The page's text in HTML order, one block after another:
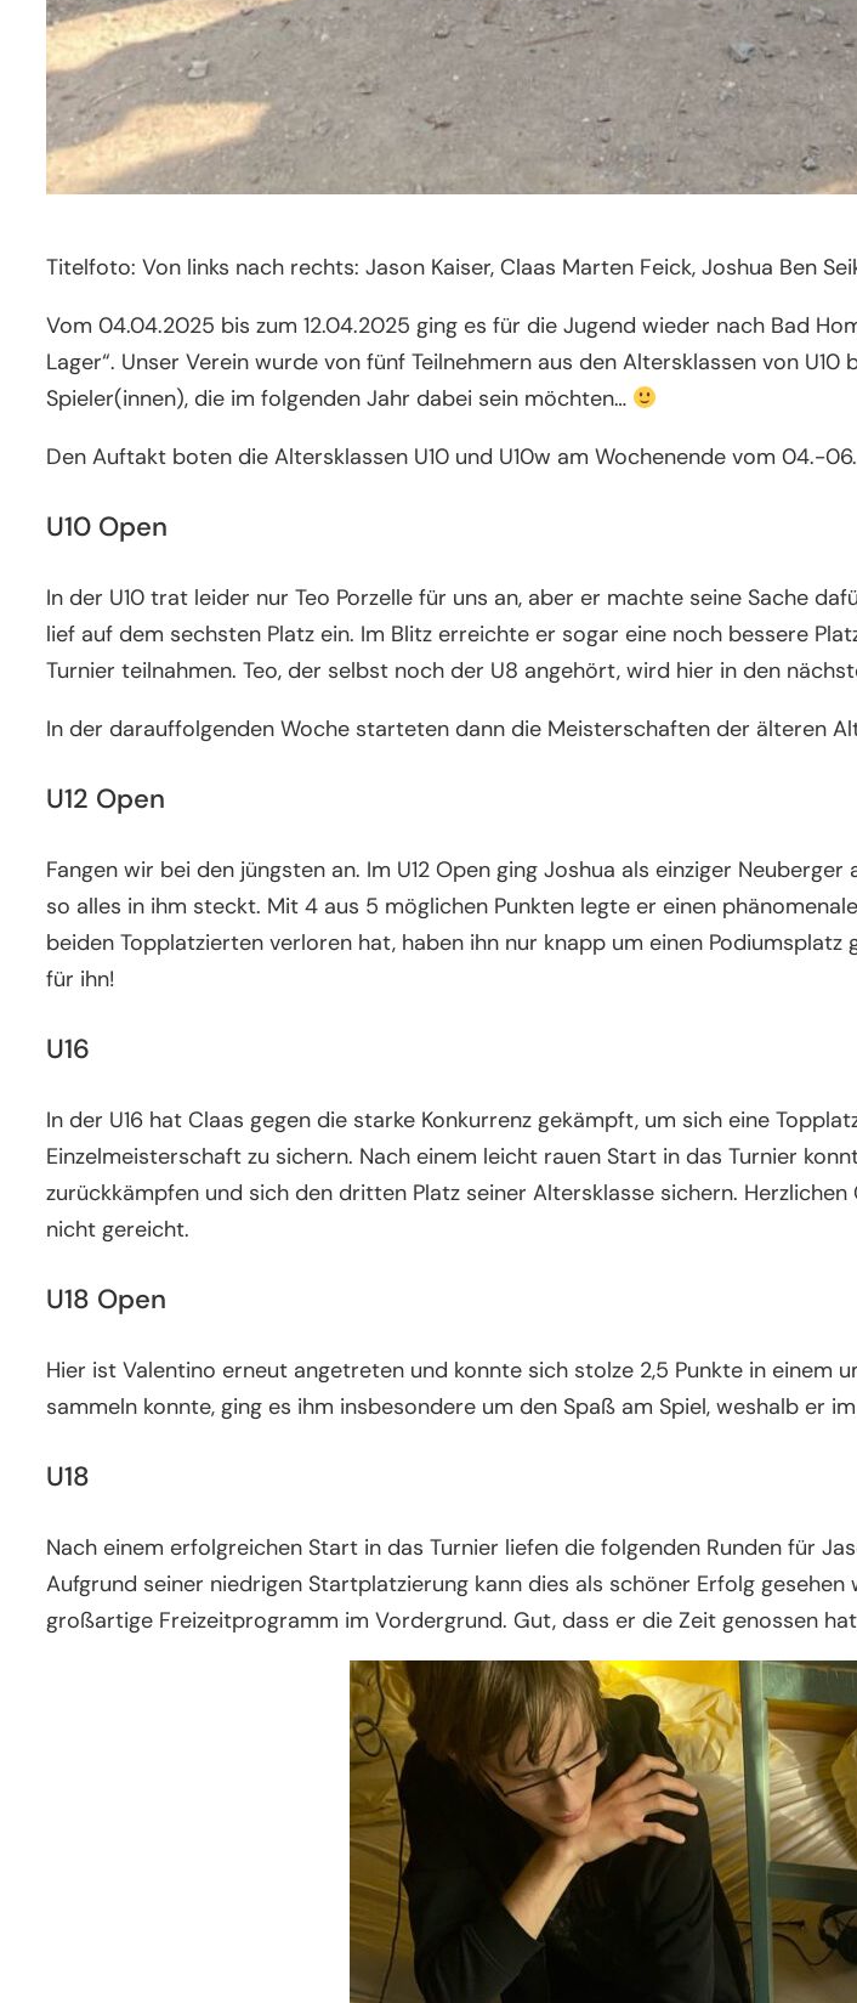
Titelfoto: Von links nach rechts: Jason Kaiser, Claas Marten Feick, Joshua Ben
Vom 04.04.2025 bis zum 12.04.2025 ging es für die Jugend wieder nach Bad
Lager“. Unser Verein wurde von fünf Teilnehmern aus den Altersklassen von
Spieler(innen), die im folgenden Jahr dabei sein möchten…
Den Auftakt boten die Altersklassen U10 und U10w am Wochenende vom 04.-
U10 Open
In der U10 trat leider nur Teo Porzelle für uns an, aber er machte seine Sache
lief auf dem sechsten Platz ein. Im Blitz erreichte er sogar eine noch bessere
Turnier teilnahmen. Teo, der selbst noch der U8 angehört, wird hier in den
In der darauffolgenden Woche starteten dann die Meisterschaften der älteren
U12 Open
Fangen wir bei den jüngsten an. Im U12 Open ging Joshua als einziger
so alles in ihm steckt. Mit 4 aus 5 möglichen Punkten legte er einen
beiden Topplatzierten verloren hat, haben ihn nur knapp um einen
für ihn!
U16
In der U16 hat Claas gegen die starke Konkurrenz gekämpft, um sich eine
Einzelmeisterschaft zu sichern. Nach einem leicht rauen Start in das Turnier
zurückkämpfen und sich den dritten Platz seiner Altersklasse sichern.
nicht gereicht.
U18 Open
Hier ist Valentino erneut angetreten und konnte sich stolze 2,5 Punkte in einem
sammeln konnte, ging es ihm insbesondere um den Spaß am Spiel, weshalb er
U18
Nach einem erfolgreichen Start in das Turnier liefen die folgenden Runden für
Aufgrund seiner niedrigen Startplatzierung kann dies als schöner Erfolg
großartige Freizeitprogramm im Vordergrund. Gut, dass er die Zeit genossen